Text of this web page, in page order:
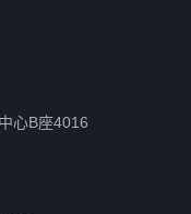
心B座4016